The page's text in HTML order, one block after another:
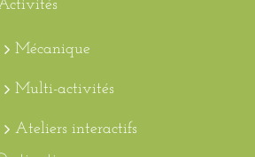
Mécanique
Multi-activités
Ateliers interactifs